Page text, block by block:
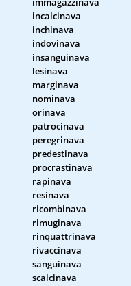
incalcinava
inchinava
indovinava
insanguinava
lesinava
marginava
nominava
orinava
patrocinava
peregrinava
predestinava
procrastinava
rapinava
resinava
ricombinava
rimuginava
rinquattrinava
rivaccinava
sanguinava
scalcinava